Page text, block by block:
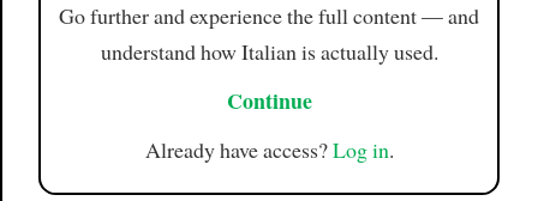
Go further and experience the full content — and
understand how Italian is actually used.
Continue
Already have access?Log in.